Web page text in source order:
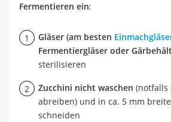
Fermentieren ein:
Gläser (am besten
Fermentiergläser oder
sterilisieren
Zucchini nicht waschen (notfalls
abreiben) und in ca. 5 mm
schneiden